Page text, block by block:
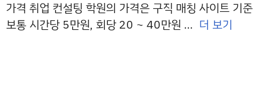
가격 취업 컨설팅 학원의 가격은 구직 매칭 사이트 기준
보통 시간당 5만원, 회당 20 ~ 40만원 … 더 보기